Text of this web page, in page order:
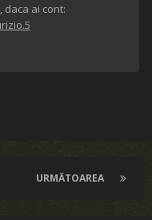
daca ai cont:
URMĂTOAREA